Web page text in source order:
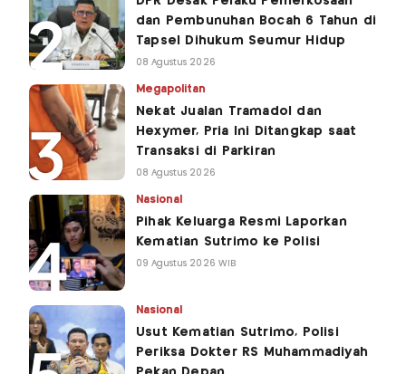
dan Pembunuhan Bocah 6 Tahun di
Tapsel Dihukum Seumur Hidup
08 Agustus 2026
Megapolitan
Nekat Jualan Tramadol dan
Hexymer, Pria Ini Ditangkap saat
Transaksi di Parkiran
08 Agustus 2026
Nasional
Pihak Keluarga Resmi Laporkan
Kematian Sutrimo ke Polisi
09 Agustus 2026 WIB
Nasional
Usut Kematian Sutrimo, Polisi
Periksa Dokter RS Muhammadiyah